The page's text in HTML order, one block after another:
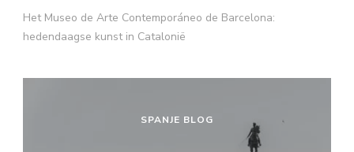
Het Museo de Arte Contemporáneo de Barcelona:
hedendaagse kunst in Catalonië
SPANJE BLOG